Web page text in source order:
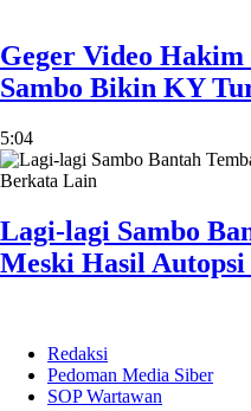
Geger Video
Sambo Bikin KY
5:04
Lagi-lagi Sambo
Meski Hasil
Redaksi
Pedoman Media Siber
SOP Wartawan